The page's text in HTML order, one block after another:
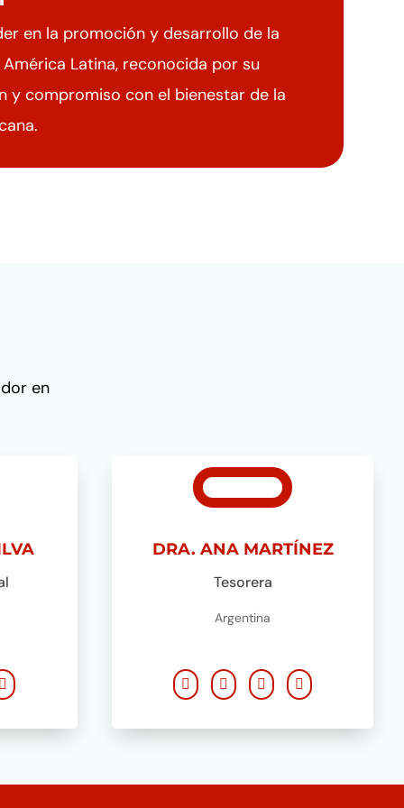
en la promoción y desarrollo de la
Latina, reconocida por su
y compromiso con el bienestar de la
en
DRA. ANA MARTÍNEZ
Tesorera
Argentina
   